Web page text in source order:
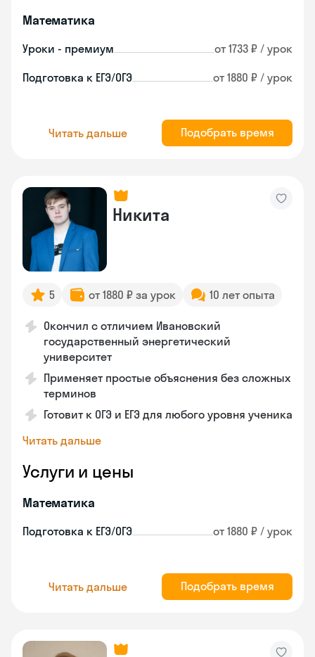
Математика
Уроки - премиум от 1733 ₽ / урок
Подготовка к ЕГЭ/ОГЭ от 1880 ₽ / урок
Читать дальше Подобрать время
Никита
5 от 1880 ₽ за урок 10 лет опыта
Окончил с отличием Ивановский
государственный энергетический
университет
Применяет простые объяснения без сложных
терминов
Готовит к ОГЭ и ЕГЭ для любого уровня ученика
Читать дальше
Услуги и цены
Математика
Подготовка к ЕГЭ/ОГЭ от 1880 ₽ / урок
Читать дальше Подобрать время